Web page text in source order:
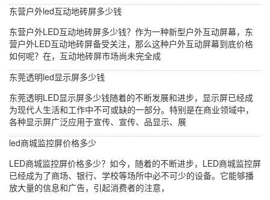
东营户外led互动地砖屏多少钱
东营户外LED互动地砖屏多少钱？作为一种新型户外互动屏幕，东
营户外LED互动地砖屏备受关注，那么这种户外互动屏幕到底价格
如何呢？在，互动地砖屏市场尚未完全成
东莞透明led显示屏多少钱
东莞透明LED显示屏多少钱随着的不断发展和进步，显示屏已经成
为现代人生活和工作中不可或缺的一部分。特别是在商业领域中，
各种显示屏广泛应用于宣传、宣传、品显示、展
led商城监控屏价格多少
LED商城监控屏价格多少？如今，随着的不断进步，LED商城监控屏
已经成为了商场、银行、学校等场所中必不可少的设备。它能够播
放大量的信息和广告，引起消费者的注意，